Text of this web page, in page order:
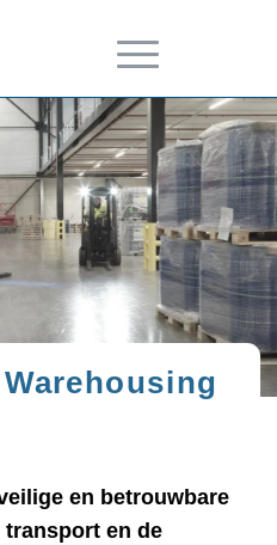
en betrouwbare
en de